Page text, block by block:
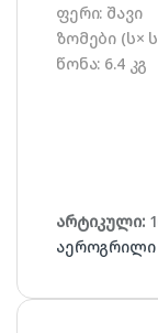
ფერი: შავი
ზომები (ს×
წონა: 6.4 კგ
არტიკული:
აეროგრილი